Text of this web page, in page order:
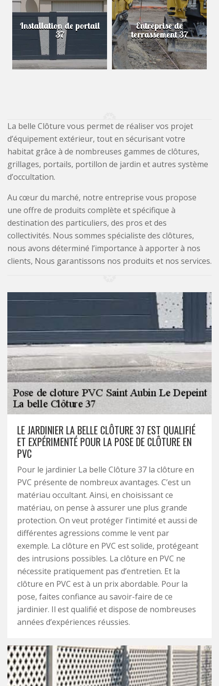
Installation de portail
37
Entreprise de
terrassement 37
La belle Clôture vous permet de réaliser vos projet
d’équipement extérieur, tout en sécurisant votre
habitat grâce à de nombreuses gammes de clôtures,
grillages, portails, portillon de jardin et autres système
d’occultation.
Au cœur du marché, notre entreprise vous propose
une offre de produits complète et spécifique à
destination des particuliers, des pros et des
collectivités. Nous sommes spécialiste des clôtures,
nous avons déterminé l’importance à apporter à nos
clients, Nous garantissons nos produits et nos services.
LE JARDINIER LA BELLE CLÔTURE 37 EST QUALIFIÉ
ET EXPÉRIMENTÉ POUR LA POSE DE CLÔTURE EN
PVC
Pour le jardinier La belle Clôture 37 la clôture en
PVC présente de nombreux avantages. C’est un
matériau occultant. Ainsi, en choisissant ce
matériau, on pense à assurer une plus grande
protection. On veut protéger l’intimité et aussi de
différentes agressions comme le vent par
exemple. La clôture en PVC est solide, protégeant
des intrusions possibles. La clôture en PVC ne
nécessite pratiquement pas d’entretien. Et la
clôture en PVC est à un prix abordable. Pour la
pose, faites confiance au savoir-faire de ce
jardinier. Il est qualifié et dispose de nombreuses
années d’expériences réussies.